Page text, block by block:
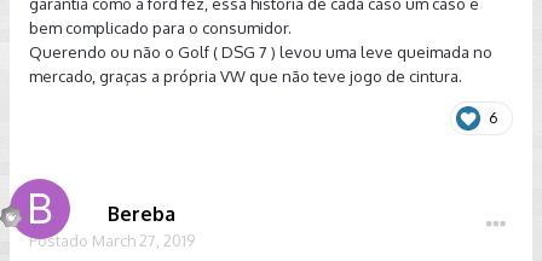
bem complicado para o consumidor.
Querendo ou não o Golf ( DSG 7 ) levou uma leve queimada no
mercado, graças a própria VW que não teve jogo de cintura.
6
Bereba
Postado March 27, 2019